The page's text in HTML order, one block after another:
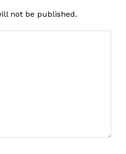
not be published.